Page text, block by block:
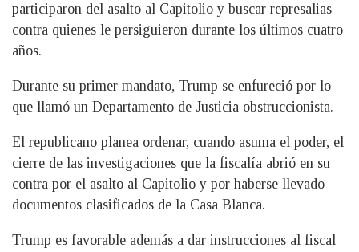
participaron del asalto al Capitolio y buscar represalias
contra quienes le persiguieron durante los últimos cuatro
años.
Durante su primer mandato, Trump se enfureció por lo
que llamó un Departamento de Justicia obstruccionista.
El republicano planea ordenar, cuando asuma el poder, el
cierre de las investigaciones que la fiscalía abrió en su
contra por el asalto al Capitolio y por haberse llevado
documentos clasificados de la Casa Blanca.
Trump es favorable además a dar instrucciones al fiscal